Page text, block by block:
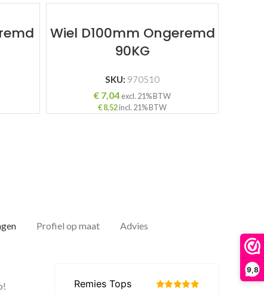
9,8
Wiel D100mm Ongeremd
90KG
SKU: 970510
€ 7,04 excl. 21% BTW
€8,52incl. 21% BTW
Profiel op maat Advies